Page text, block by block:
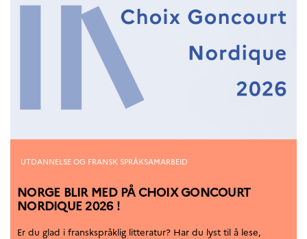
Kategorier
UTDANNELSE OG FRANSK SPRÅKSAMARBEID
NORGE BLIR MED PÅ CHOIX GONCOURT
NORDIQUE 2026 !
Er du glad i franskspråklig litteratur? Har du lyst til å lese,